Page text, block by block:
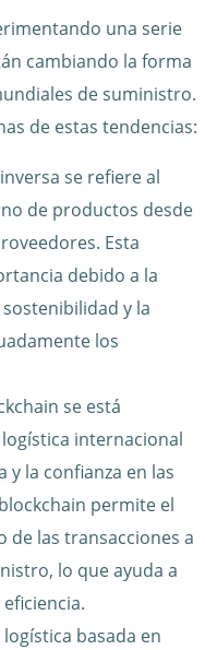
una serie
cambiando la forma
de suministro.
de estas tendencias:
se refiere al
de productos desde
Esta
debido a la
y la
los
se está
internacional
la confianza en las
permite el
de las transacciones a
lo que ayuda a
basada en